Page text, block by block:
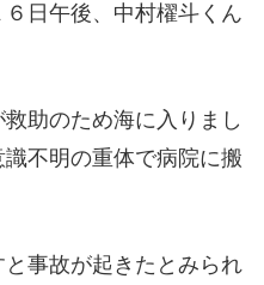
日午後、中村櫂斗くん
助のため海に入りまし
不明の重体で病院に搬
事故が起きたとみられ